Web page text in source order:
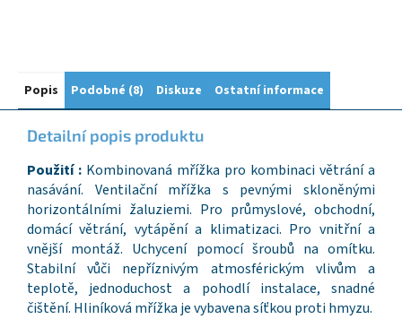
Popis Podobné (8) Diskuze Ostatní informace
Detailní popis produktu
Použití : Kombinovaná mřížka pro kombinaci větrání a
nasávání. Ventilační mřížka s pevnými skloněnými
horizontálními žaluziemi. Pro průmyslové, obchodní,
domácí větrání, vytápění a klimatizaci. Pro vnitřní a
vnější montáž. Uchycení pomocí šroubů na omítku.
Stabilní vůči nepříznivým atmosférickým vlivům a
teplotě, jednoduchost a pohodlí instalace, snadné
čištění. Hliníková mřížka je vybavena síťkou proti hmyzu.